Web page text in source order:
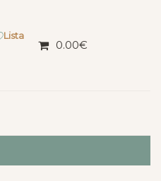
Lista
0.00€